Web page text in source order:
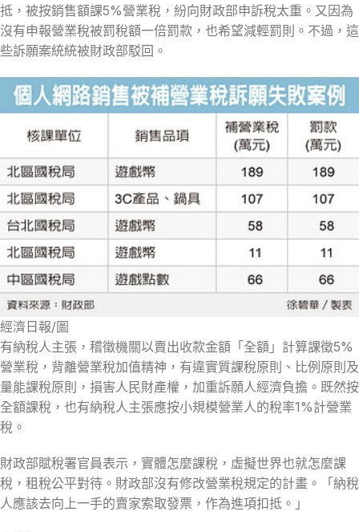
抵，被按銷售額課5%營業稅，紛向財政部申訴稅太重。又因為
沒有申報營業稅被罰稅額一倍罰款，也希望減輕罰則。不過，這
些訴願案統統被財政部駁回。
經濟日報/圖
有納稅人主張，稽徵機關以賣出收款金額「全額」計算課徵5%
營業稅，背離營業稅加值精神，有違實質課稅原則、比例原則及
量能課稅原則，損害人民財產權，加重訴願人經濟負擔。既然按
全額課稅，也有納稅人主張應按小規模營業人的稅率1%計營業
稅。
財政部賦稅署官員表示，實體怎麼課稅，虛擬世界也就怎麼課
稅，租稅公平對待。財政部沒有修改營業稅規定的計畫。「納稅
人應該去向上一手的賣家索取發票，作為進項扣抵。」